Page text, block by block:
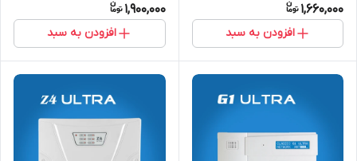
1,660,000
افزودن به سبد
1,900,000
افزودن به سبد